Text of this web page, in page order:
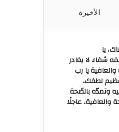
الأخيرة
يا
شفاء لا يغادر
يا رب
لطفك،
وتمدّه بالصّحة
والعافية، عاجلًا